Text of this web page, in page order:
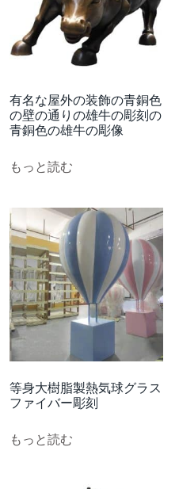
有名な屋外の装飾の青銅色
の壁の通りの雄牛の彫刻の
青銅色の雄牛の彫像
もっと読む
等身大樹脂製熱気球グラス
ファイバー彫刻
もっと読む